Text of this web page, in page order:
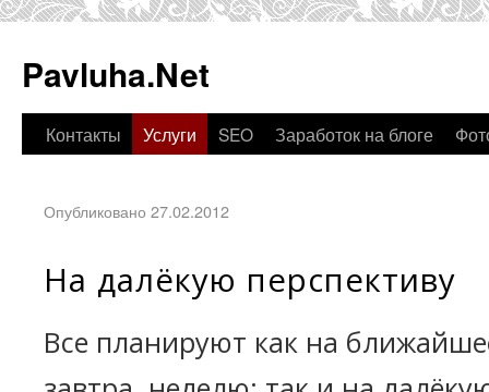
Pavluha.Net
Контакты Услуги SEO Заработок на блоге
Опубликовано 27.02.2012
На далёкую перспективу
Все планируют как на